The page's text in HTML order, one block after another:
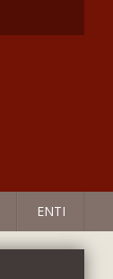
ENTI